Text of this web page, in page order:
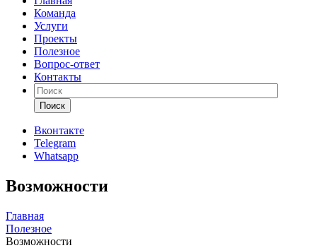
Команда
Услуги
Проекты
Полезное
Вопрос-ответ
Контакты
Поиск
Вконтакте
Telegram
Whatsapp
Возможности
Главная
Полезное
Возможности